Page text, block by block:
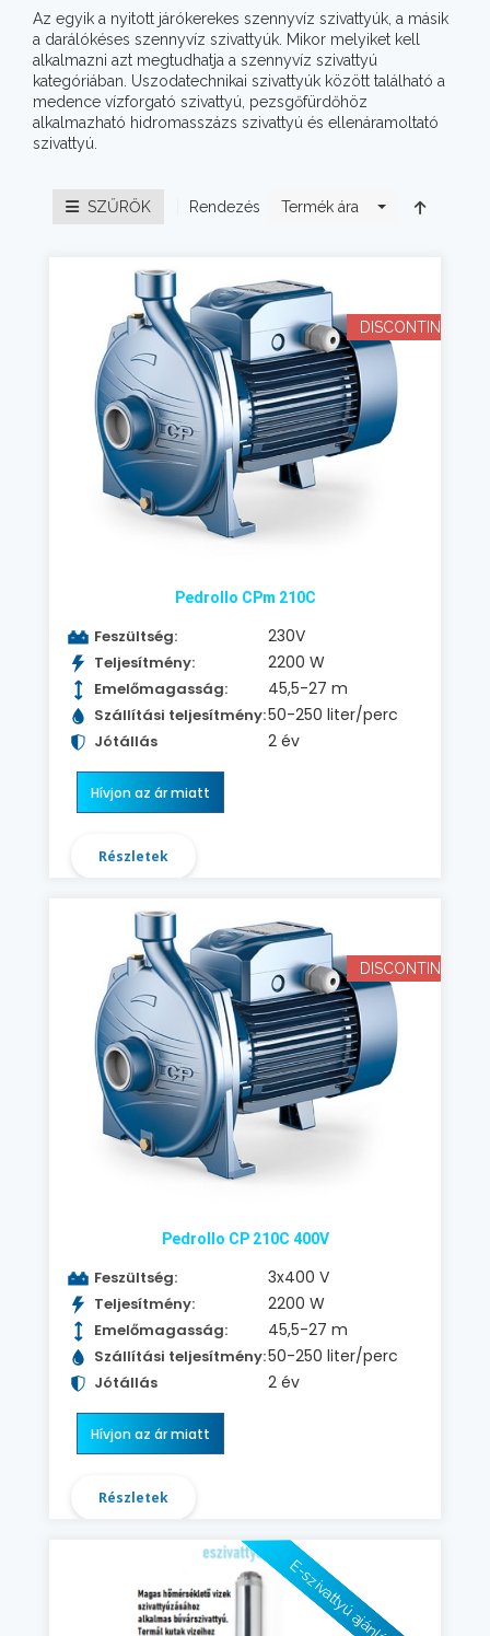
Az egyik a nyitott járókerekes szennyvíz szivattyúk, a másik
a darálókéses szennyvíz szivattyúk. Mikor melyiket kell
alkalmazni azt megtudhatja a szennyvíz szivattyú
kategóriában. Uszodatechnikai szivattyúk között található a
medence vízforgató szivattyú, pezsgőfürdőhöz
alkalmazható hidromasszázs szivattyú és ellenáramoltató
szivattyú.
SZŰRŐK Rendezés Termék ára
DISCONTINUED
Pedrollo CPm 210C
Feszültség: 230V
Teljesítmény: 2200 W
Emelőmagasság: 45,5-27 m
Szállítási teljesítmény:50-250 liter/perc
Jótállás 2 év
Hívjon az ár miatt
Részletek
DISCONTINUED
Pedrollo CP 210C 400V
Feszültség: 3x400 V
Teljesítmény: 2200 W
Emelőmagasság: 45,5-27 m
Szállítási teljesítmény:50-250 liter/perc
Jótállás 2 év
Hívjon az ár miatt
Részletek
E-szivattyú ajánlásával